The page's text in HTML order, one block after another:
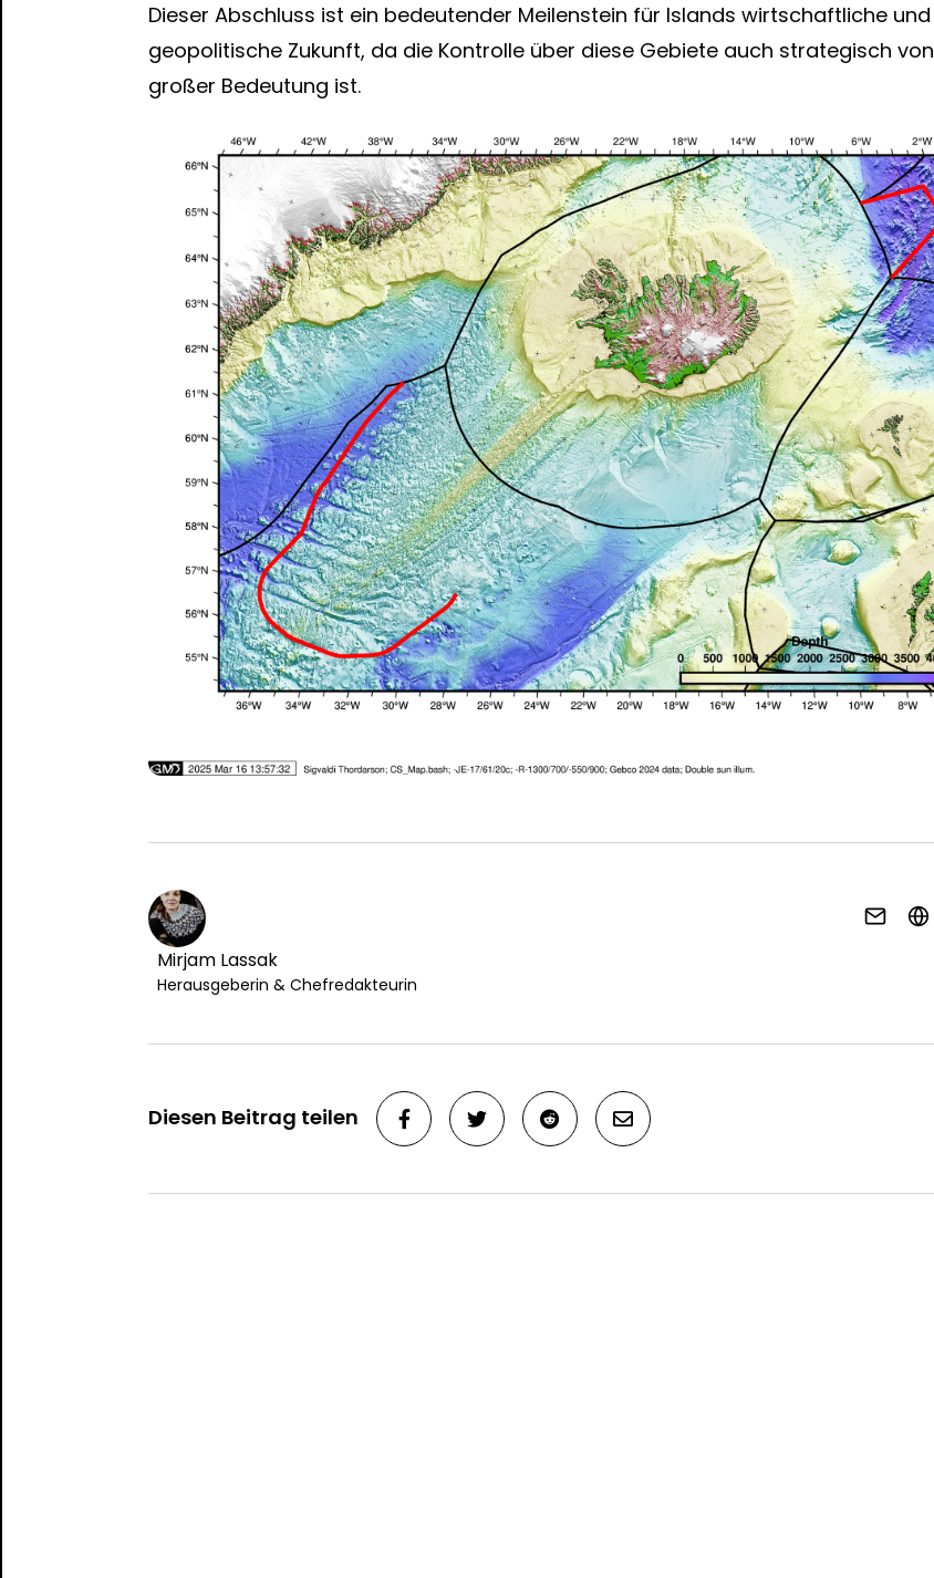
Dieser Abschluss ist ein bedeutender Meilenstein für Islands wirtschaftliche und
geopolitische Zukunft, da die Kontrolle über diese Gebiete auch strategisch von
großer Bedeutung ist.
Mirjam Lassak
Herausgeberin & Chefredakteurin
Diesen Beitrag teilen